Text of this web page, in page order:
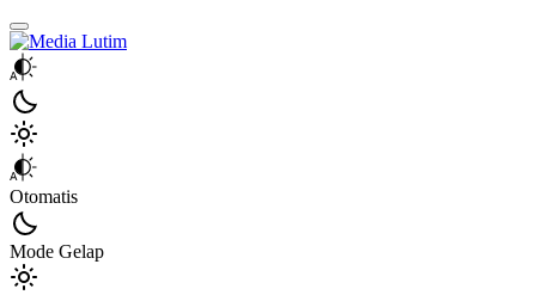
Media Lutim
Info untuk Lutim
Otomatis
Mode Gelap